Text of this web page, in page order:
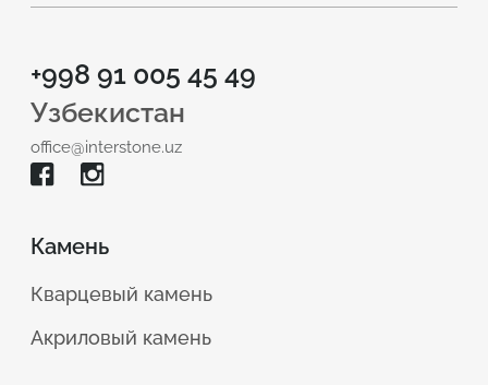
+998 91 005 45 49
Узбекистан
office@interstone.uz
Камень
Кварцевый камень
Акриловый камень